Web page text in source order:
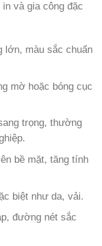
và gia công đặc
màu sắc chuẩn
mờ hoặc bóng cục
trọng, thường
bề mặt, tăng tính
biệt như da, vải.
đường nét sắc